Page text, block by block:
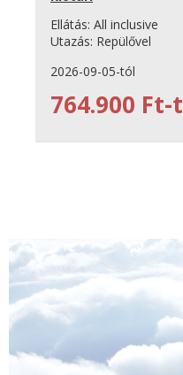
Ellátás: All inclusive
Utazás: Repülővel
2026-09-05-tól
764.900 Ft-